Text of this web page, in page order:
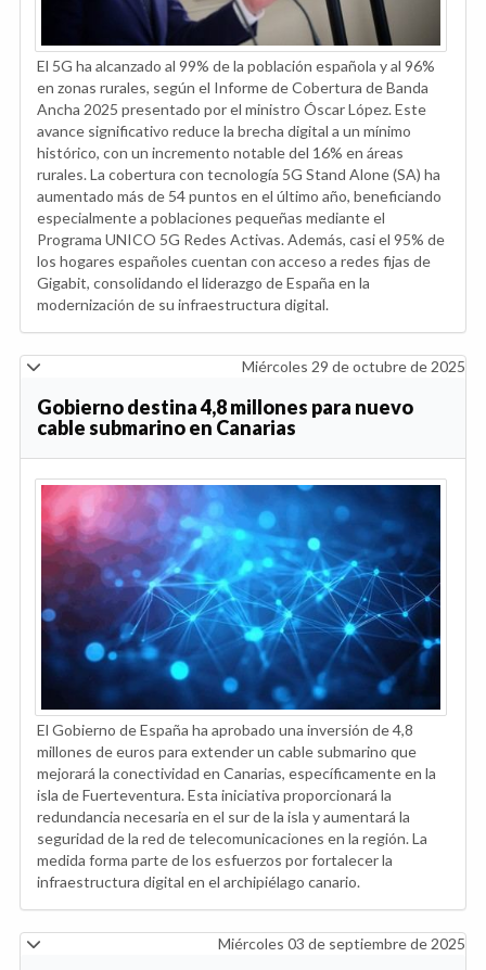
El 5G ha alcanzado al 99% de la población española y al 96%
en zonas rurales, según el Informe de Cobertura de Banda
Ancha 2025 presentado por el ministro Óscar López. Este
avance significativo reduce la brecha digital a un mínimo
histórico, con un incremento notable del 16% en áreas
rurales. La cobertura con tecnología 5G Stand Alone (SA) ha
aumentado más de 54 puntos en el último año, beneficiando
especialmente a poblaciones pequeñas mediante el
Programa UNICO 5G Redes Activas. Además, casi el 95% de
los hogares españoles cuentan con acceso a redes fijas de
Gigabit, consolidando el liderazgo de España en la
modernización de su infraestructura digital.
Miércoles 29 de octubre de 2025
Gobierno destina 4,8 millones para nuevo
cable submarino en Canarias
El Gobierno de España ha aprobado una inversión de 4,8
millones de euros para extender un cable submarino que
mejorará la conectividad en Canarias, específicamente en la
isla de Fuerteventura. Esta iniciativa proporcionará la
redundancia necesaria en el sur de la isla y aumentará la
seguridad de la red de telecomunicaciones en la región. La
medida forma parte de los esfuerzos por fortalecer la
infraestructura digital en el archipiélago canario.
Miércoles 03 de septiembre de 2025